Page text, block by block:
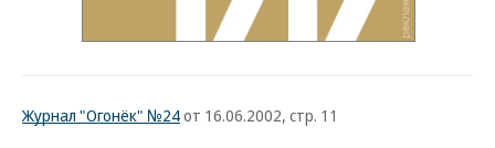
Журнал "Огонёк" №24от 16.06.2002, стр. 11